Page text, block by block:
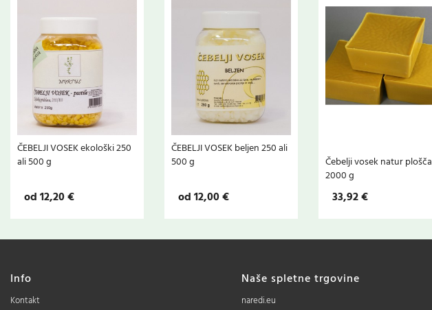
ČEBELJI VOSEK ekološki 250
ali 500 g
od 12,20 €
ČEBELJI VOSEK beljen 250 ali
500 g
od 12,00 €
Čebelji vosek natur plošča
2000 g
33,92 €
Info
Kontakt
Naše spletne trgovine
naredi.eu